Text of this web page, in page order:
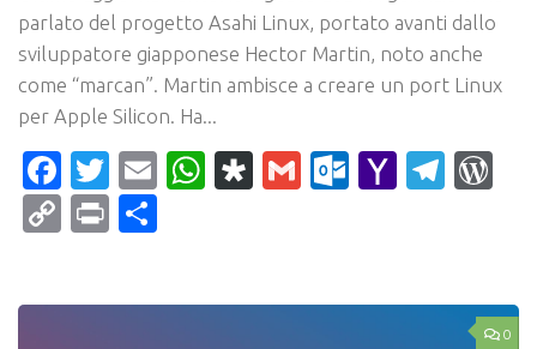
parlato del progetto Asahi Linux, portato avanti dallo
sviluppatore giapponese Hector Martin, noto anche
come “marcan”. Martin ambisce a creare un port Linux
per Apple Silicon. Ha...
Facebook
Twitter
EmailWhatsApp
Diaspora
Gmail Yahoo
CopyPrint
0